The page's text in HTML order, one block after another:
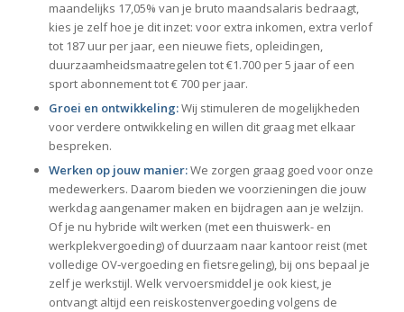
maandelijks 17,05% van je bruto maandsalaris bedraagt,
kies je zelf hoe je dit inzet: voor extra inkomen, extra verlof
tot 187 uur per jaar, een nieuwe fiets, opleidingen,
duurzaamheidsmaatregelen tot €1.700 per 5 jaar of een
sport abonnement tot € 700 per jaar.
Groei en ontwikkeling:Wij stimuleren de mogelijkheden
voor verdere ontwikkeling en willen dit graag met elkaar
bespreken.
Werken op jouw manier:We zorgen graag goed voor onze
medewerkers. Daarom bieden we voorzieningen die jouw
werkdag aangenamer maken en bijdragen aan je welzijn.
Of je nu hybride wilt werken (met een thuiswerk- en
werkplekvergoeding) of duurzaam naar kantoor reist (met
volledige OV‑vergoeding en fietsregeling), bij ons bepaal je
zelf je werkstijl. Welk vervoersmiddel je ook kiest, je
ontvangt altijd een reiskostenvergoeding volgens de